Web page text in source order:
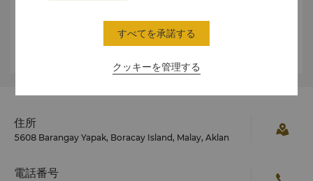
住所
5608 Barangay Yapak, Boracay Island, Malay, Aklan
電話番号
クッキーを管理する
すべてを承諾する